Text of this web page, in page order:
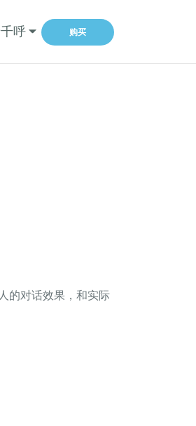
呼 购买
的对话效果，和实际